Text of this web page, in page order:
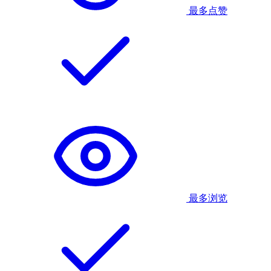
最多点赞
最多浏览